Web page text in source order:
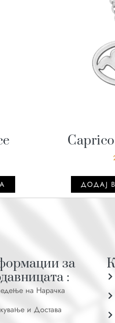
ДОДАJ
за
:
на Нарачка
и Достава